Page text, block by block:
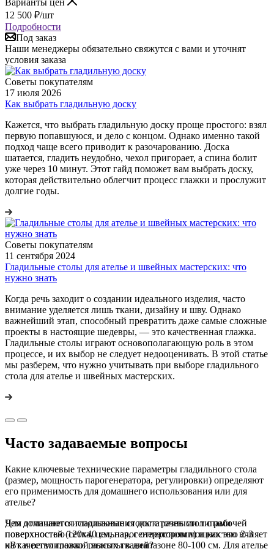
12 500 ₽/шт
Подробности
Под заказ
Наши менеджеры обязательно свяжутся с вами и уточнят
условия заказа
Советы покупателям
17 июля 2026
Как выбрать гладильную доску
Кажется, что выбрать гладильную доску проще простого: взял
первую попавшуюся, и дело с концом. Однако именно такой
подход чаще всего приводит к разочарованию. Доска
шатается, гладить неудобно, чехол пригорает, а спина болит
уже через 10 минут. Этот гайд поможет вам выбрать доску,
которая действительно облегчит процесс глажки и прослужит
долгие годы.
Советы покупателям
11 сентября 2024
Гладильные столы для ателье и швейных мастерских: что
нужно знать
Когда речь заходит о создании идеального изделия, часто
внимание уделяется лишь ткани, дизайну и шву. Однако
важнейший этап, способный превратить даже самые сложные
проекты в настоящие шедевры, — это качественная глажка.
Гладильные столы играют основополагающую роль в этом
процессе, и их выбор не следует недооценивать. В этой статье
мы разберем, что нужно учитывать при выборе гладильного
стола для ателье и швейных мастерских.
Часто задаваемые вопросы
Какие ключевые технические параметры гладильного стола
(размер, мощность парогенератора, регулировки) определяют
его применимость для домашнего использования или для
ателье?
Для домашнего использования достаточен стол с рабочей
поверхностью 120x40 см, парогенератором мощностью 2-3
кВт и регулировкой высоты в диапазоне 80-100 см. Для ателье
Чем отличаются гладильные столы с разными типами
поверхностей (сетка, цельная, с отверстиями) и как это влияет
на качество глажки разных тканей?